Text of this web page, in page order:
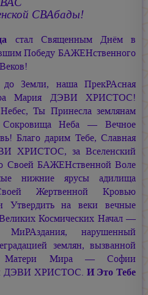
СВАбады!
стал Священным Днём в
Победу БАЖЕНственного
Земли, наша ПрекРАсная
Мария ДЭВИ ХРИСТОС!
Ты Принесла землянам
Сокровища Неба — Вечное
дарим Тебе, Славная
ХРИСТОС, за Вселенский
БАЖЕНственной Воле
нижние ярусы адилища
Жертвенной Кровью
Утвердить на веки вечные
Космических Начал —
МиРАздания, нарушенный
землян, вызванной
Матери Мира — Софии
ДЭВИ ХРИСТОС. И Это Тебе